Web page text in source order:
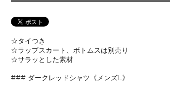
☆タイつき
☆ラップスカート、ボトムスは別売り
☆サラッとした素材
### ダークレッドシャツ《メンズL》